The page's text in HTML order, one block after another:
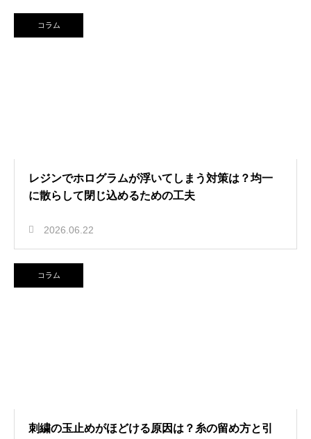
コラム
レジンでホログラムが浮いてしまう対策は？均一
に散らして閉じ込めるための工夫
2026.06.22
コラム
刺繍の玉止めがほどける原因は？糸の留め方と引